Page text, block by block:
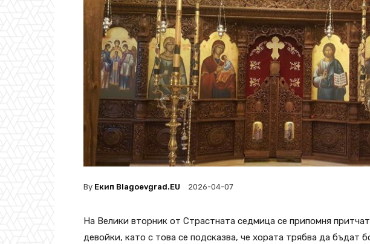
By Екип Blagoevgrad.EU 2026-04-07
На Велики вторник от Страстната седмица се припомня
девойки, като с това се подсказва, че хората трябва да бъдат